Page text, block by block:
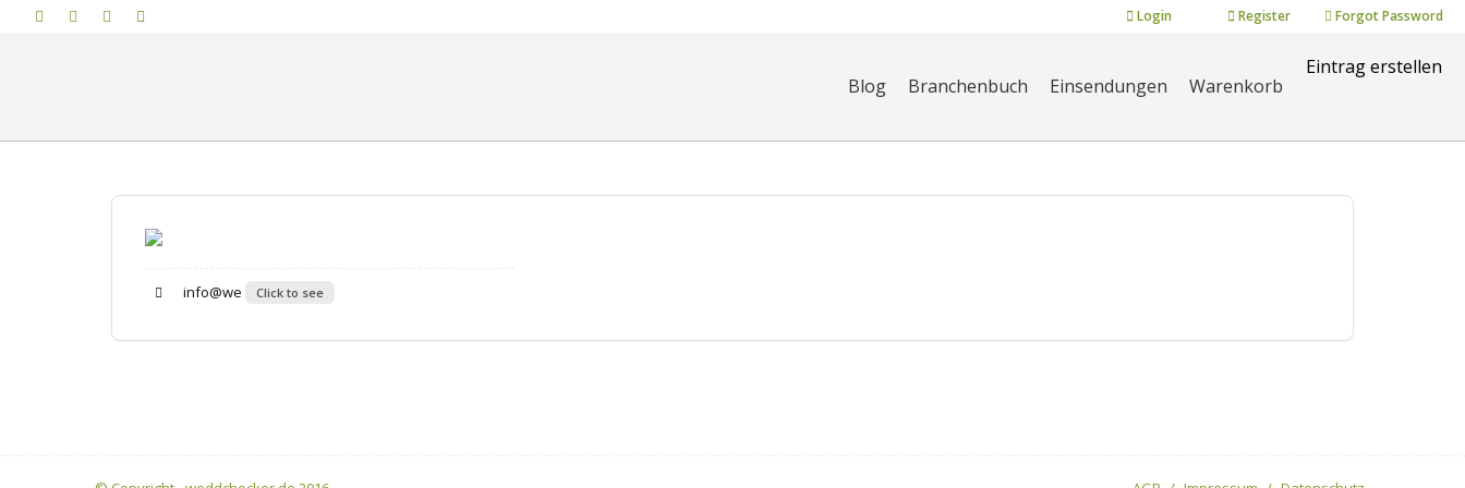
Login Register Forgot Password
Blog Branchenbuch Einsendungen Warenkorb
Eintrag erstellen
info@we Click to see